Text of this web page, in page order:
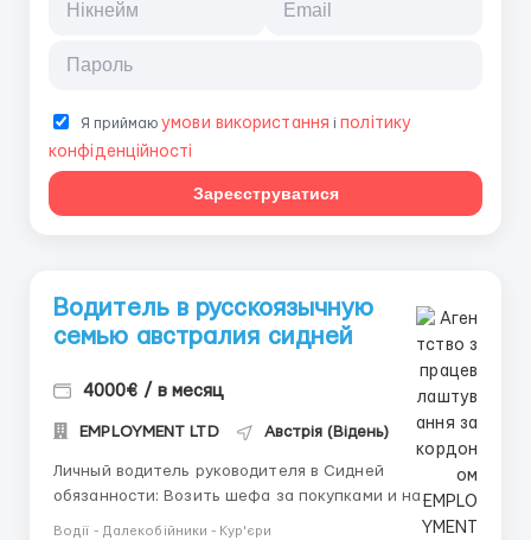
Я приймаюумови використання і політику
конфіденційності
Зареєструватися
Водитель в русскоязычную
семью австралия сидней
4000€ / в месяц
EMPLOYMENT LTD Австрія (Відень)
Личный водитель руководителя в Сидней
обязанности: ️Возить шефа за покупками и на
встречи ️Возить детей в школу ️Исполнение мелких
Водії - Далекобійники - Кур'єри